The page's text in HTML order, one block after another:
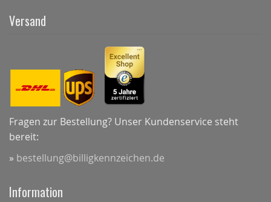
Versand
Fragen zur Bestellung? Unser Kundenservice steht
bereit:
» bestellung@billigkennzeichen.de
Information